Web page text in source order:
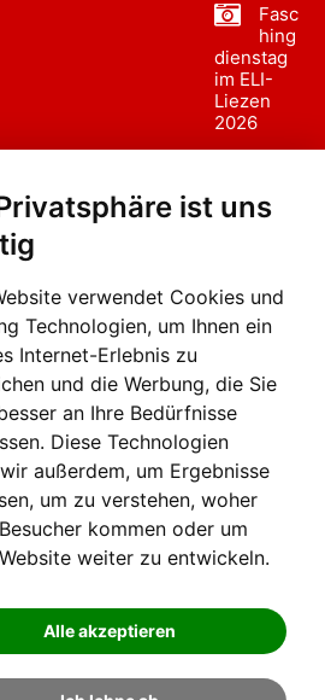
ist uns
verwendet Cookies und
Technologien, um Ihnen ein
Internet-Erlebnis zu
und die Werbung, die Sie
an Ihre Bedürfnisse
Diese Technologien
außerdem, um Ergebnisse
um zu verstehen, woher
kommen oder um
weiter zu entwickeln.
Alle akzeptieren
Fasc
hing
dienstag
im ELI-
Liezen
2026
sumzug
Liezen
Auf BLO24.at werben?
+43 (0)664 2226600
Login Impressum
Datenschutz